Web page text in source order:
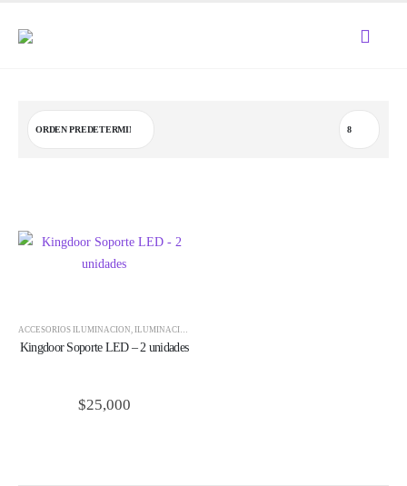
ACCESORIOS ILUMINACIÓN ILUMINACIÓN
Kingdoor Soporte LED – 2 unidades
$25,000